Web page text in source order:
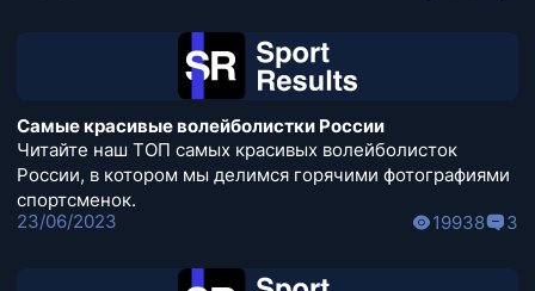
Самые красивые волейболистки России
Читайте наш ТОП самых красивых волейболисток
России, в котором мы делимся горячими фотографиями
спортсменок.
23/06/2023
19938 3